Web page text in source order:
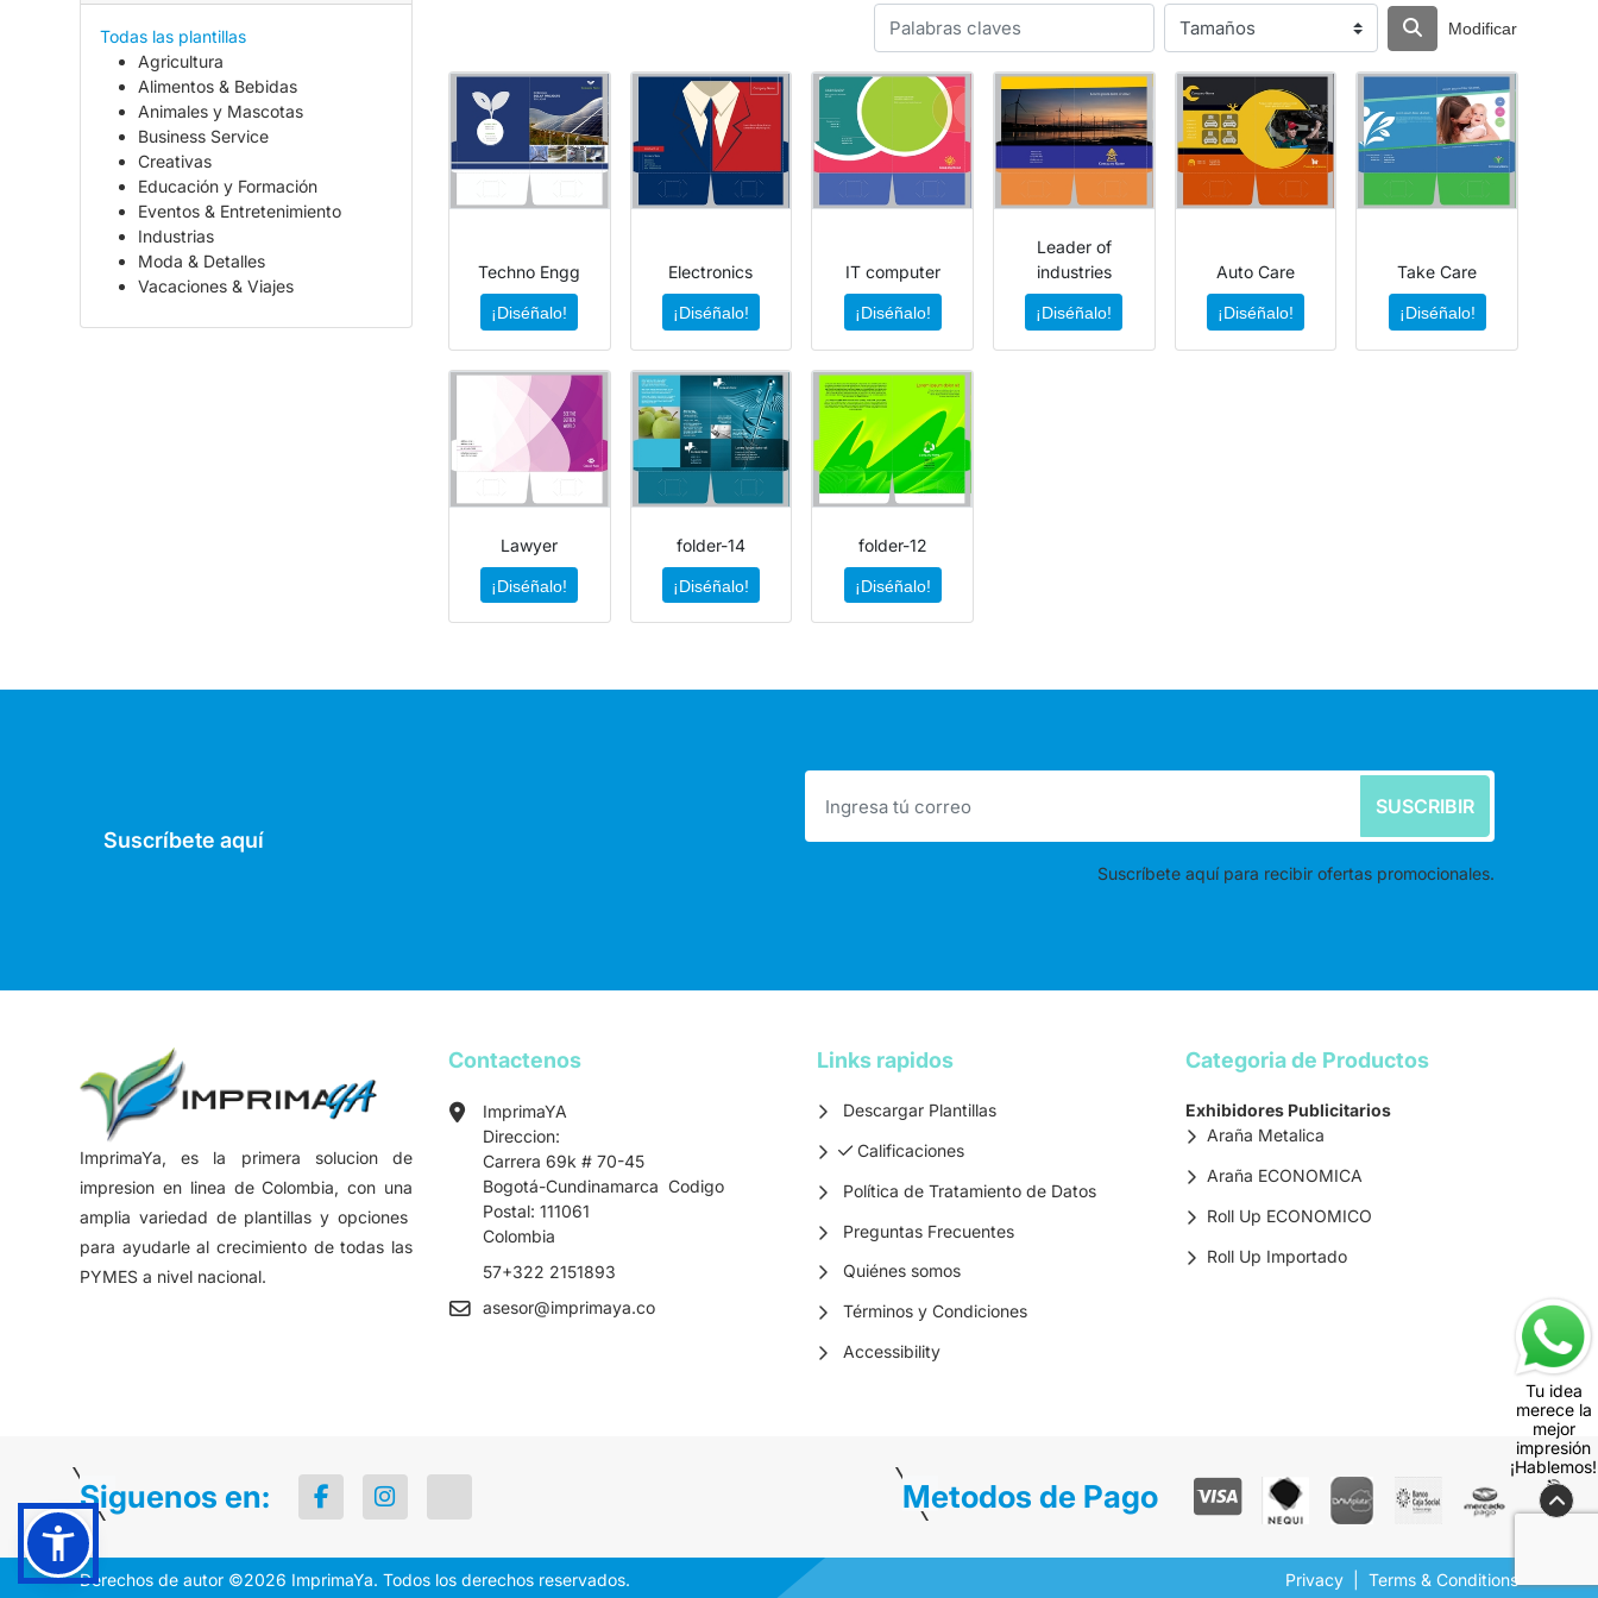
Todas las plantillas
Agricultura
Alimentos & Bebidas
Animales y Mascotas
Business Service
Creativas
Educación y Formación
Eventos & Entretenimiento
Industrias
Moda & Detalles
Vacaciones & Viajes
Modificar
Techno Engg
¡Diséñalo!
Electronics
¡Diséñalo!
IT computer
¡Diséñalo!
Leader of
industries
¡Diséñalo!
Auto Care
¡Diséñalo!
Take Care
¡Diséñalo!
Lawyer
¡Diséñalo!
folder-14
¡Diséñalo!
folder-12
¡Diséñalo!
Suscríbete aquí
SUSCRIBIR
Suscríbete aquí para recibir ofertas promocionales.
ImprimaYa, es la primera solucion de
impresion en linea de Colombia, con una
amplia variedad de plantillas y opciones
para ayudarle al crecimiento de todas las
PYMES a nivel nacional.
Contactenos
ImprimaYA
Direccion:
Carrera 69k # 70-45
Bogotá-Cundinamarca Codigo
Postal: 111061
Colombia
57+322 2151893
asesor@imprimaya.co
Links rapidos
Descargar Plantillas
Calificaciones
Calificaciones
Política de Tratamiento de Datos
Preguntas Frecuentes
Quiénes somos
Términos y Condiciones
Accessibility
Categoria de Productos
Exhibidores Publicitarios
Araña Metalica
Araña ECONOMICA
Roll Up ECONOMICO
Roll Up Importado
Siguenos en: Metodos de Pago
Tu idea
merece la
mejor
impresión
¡Hablemos!
🎯
Derechos de autor ©2026 ImprimaYa. Todos los derechos reservados. Privacy Terms & Conditions